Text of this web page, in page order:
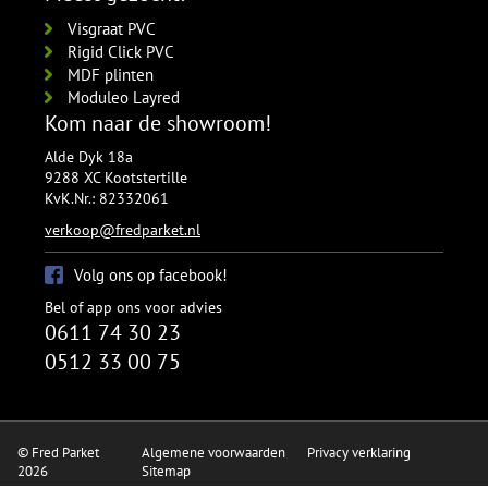
Visgraat PVC
Rigid Click PVC
MDF plinten
Moduleo Layred
Kom naar de showroom!
Alde Dyk 18a
9288 XC Kootstertille
KvK.Nr.: 82332061
verkoop@fredparket.nl
Volg ons op facebook!
Bel of app ons voor advies
0611 74 30 23
0512 33 00 75
© Fred Parket
2026
Algemene voorwaarden
Privacy verklaring
Sitemap